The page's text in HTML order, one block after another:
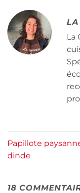
LA
La
Papillote
dinde
18